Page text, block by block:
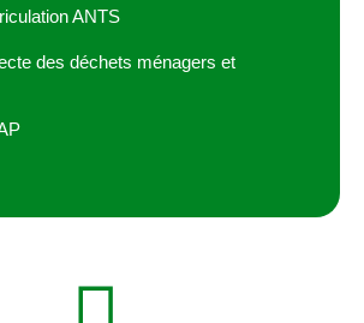
ANTS
des déchets ménagers et